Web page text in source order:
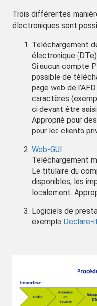
Trois différentes
électroniques sont
Téléchargement
électronique (DTe)
Si aucun compte
possible de
page web de
caractères
ci devant être
Approprié pour
pour les clients
Web-GUI
Téléchargement
Le titulaire du
disponibles, les
localement.
Logiciels de
exemple Declare-